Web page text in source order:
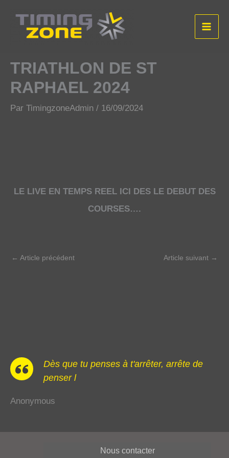
TRIATHLON DE ST
RAPHAEL 2024
Par TimingzoneAdmin / 16/09/2024
LE LIVE EN TEMPS REEL ICI DES LE DEBUT DES
COURSES….
← Article précédent Article suivant →
Dès que tu penses à t'arrêter, arrête de
penser l
Anonymous
Nous contacter